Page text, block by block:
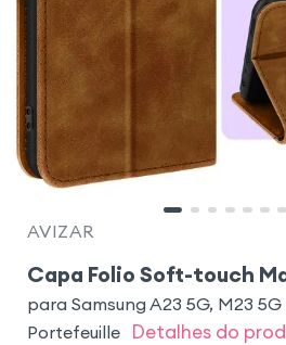
AVIZAR
Capa Folio Soft-touch
para Samsung A23 5G, M23
Portefeuille
Detalhes do